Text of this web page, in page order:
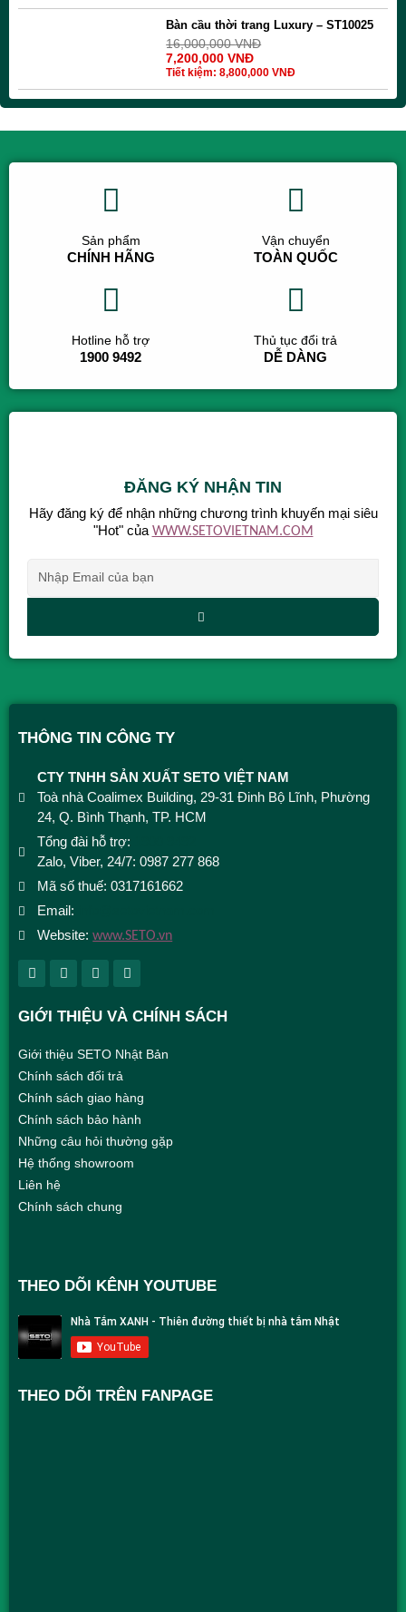
Bàn cầu thời trang Luxury – ST10025
16,000,000VNĐ
7,200,000VNĐ
Tiết kiệm:8,800,000VNĐ
Sản phẩm
CHÍNH HÃNG
Vận chuyển
TOÀN QUỐC
Hotline hỗ trợ
1900 9492
Thủ tục đổi trả
DỄ DÀNG
ĐĂNG KÝ NHẬN TIN
Hãy đăng ký để nhận những chương trình khuyến mại siêu
"Hot" của WWW.SETOVIETNAM.COM
THÔNG TIN CÔNG TY
CTY TNHH SẢN XUẤT SETO VIỆT NAM
Toà nhà Coalimex Building, 29-31 Đinh Bộ Lĩnh, Phường
24, Q. Bình Thạnh, TP. HCM
Tổng đài hỗ trợ:
Zalo, Viber, 24/7: 0987 277 868
Mã số thuế: 0317161662
Email:
Website:www.SETO.vn
GIỚI THIỆU VÀ CHÍNH SÁCH
Giới thiệu SETO Nhật Bản
Chính sách đổi trả
Chính sách giao hàng
Chính sách bảo hành
Những câu hỏi thường gặp
Hệ thống showroom
Liên hệ
Chính sách chung
THEO DÕI KÊNH YOUTUBE
THEO DÕI TRÊN FANPAGE